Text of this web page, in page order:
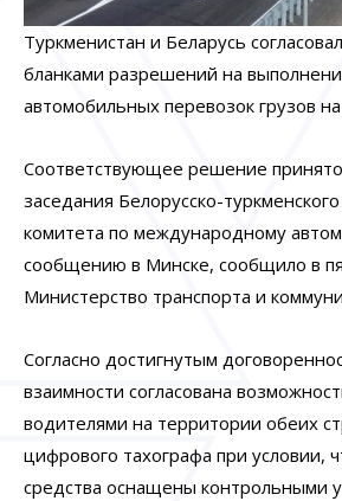
Туркменистан и Беларусь
бланками разрешений на
автомобильных перевозок грузов
Соответствующее решение
заседания Белорусско-
комитета по международному
сообщению в Минске, сообщило в
Министерство транспорта и
Согласно достигнутым
взаимности согласована
водителями на территории обеих
цифрового тахографа при условии,
средства оснащены контрольными